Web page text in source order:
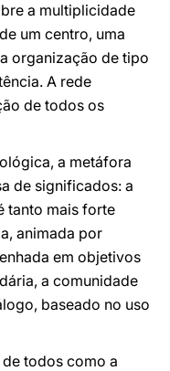
a multiplicidade
um centro, uma
organização de tipo
A rede
de todos os
a metáfora
de significados: a
tanto mais forte
animada por
em objetivos
a comunidade
baseado no uso
todos como a